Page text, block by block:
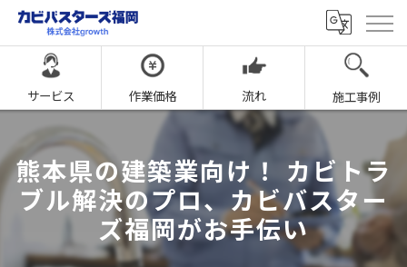
サービス 作業価格 流れ 施工事例
熊本県の建築業向け！ カビトラ
ブル解決のプロ、カビバスター
ズ福岡がお手伝い